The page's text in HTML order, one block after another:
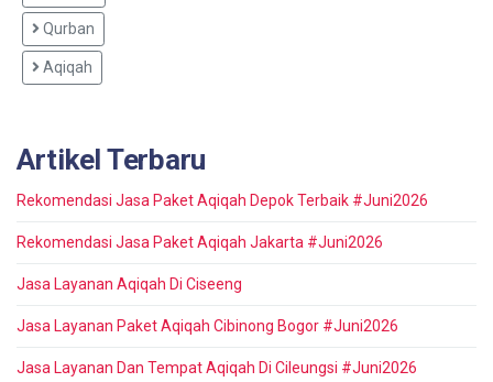
Qurban
Aqiqah
Artikel Terbaru
Rekomendasi Jasa Paket Aqiqah Depok Terbaik #Juni2026
Rekomendasi Jasa Paket Aqiqah Jakarta #Juni2026
Jasa Layanan Aqiqah Di Ciseeng
Jasa Layanan Paket Aqiqah Cibinong Bogor #Juni2026
Jasa Layanan Dan Tempat Aqiqah Di Cileungsi #Juni2026